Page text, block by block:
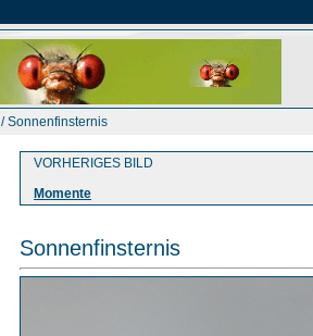
/ Sonnenfinsternis
VORHERIGES BILD
Momente
Sonnenfinsternis